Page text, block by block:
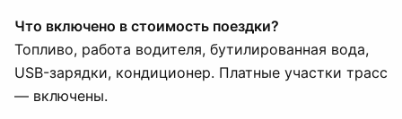
Что включено в стоимость поездки?
Топливо, работа водителя, бутилированная вода,
USB-зарядки, кондиционер. Платные участки трасс
— включены.